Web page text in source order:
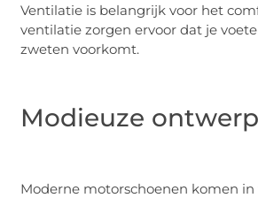
Ventilatie is belangrijk voor het
ventilatie zorgen ervoor dat je
zweten voorkomt.
Modieuze
Moderne motorschoenen komen